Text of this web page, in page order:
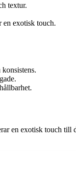
textur.
en exotisk touch.
en exotisk touch